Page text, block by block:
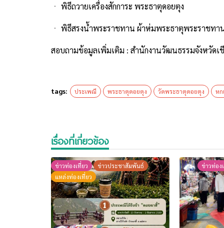
ㆍ พิธีถวายเครื่องสักการะ พระธาตุดอยตุง
ㆍ พิธีสรงน้ำพระราชทาน ผ้าห่มพระธาตุพระราชทา
สอบถามข้อมูลเพิ่มเติม : สำนักงานวัฒนธรรมจังหวัดเ
tags: ประเพณี พระธาตุดอยตุง วัดพระธาตุดอยตุง หก
เรื่องที่เกี่ยวข้อง
ข่าวท่องเที่ยว
ข่าวประชาสัมพันธ์
แหล่งท่องเที่ยว
ข่าวท่อง